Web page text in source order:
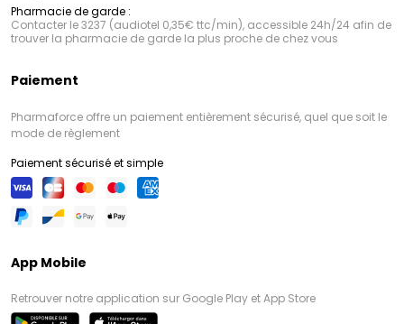
Pharmacie de garde :
Contacter le 3237 (audiotel 0,35€ ttc/min), accessible 24h/24 afin de
trouver la pharmacie de garde la plus proche de chez vous
Paiement
Pharmaforce offre un paiement entièrement sécurisé, quel que soit le
mode de règlement
Paiement sécurisé et simple
App Mobile
Retrouver notre application sur Google Play et App Store